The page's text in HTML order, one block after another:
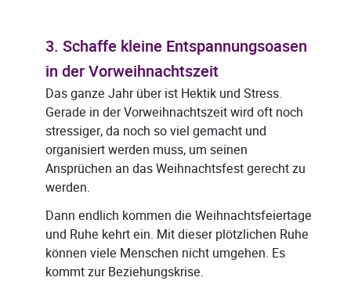
3. Schaffe kleine Entspannungsoasen
in der Vorweihnachtszeit
Das ganze Jahr über ist Hektik und Stress.
Gerade in der Vorweihnachtszeit wird oft noch
stressiger, da noch so viel gemacht und
organisiert werden muss, um seinen
Ansprüchen an das Weihnachtsfest gerecht zu
werden.
Dann endlich kommen die Weihnachtsfeiertage
und Ruhe kehrt ein. Mit dieser plötzlichen Ruhe
können viele Menschen nicht umgehen. Es
kommt zur Beziehungskrise.